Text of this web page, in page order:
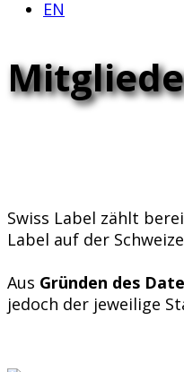
EN
Swiss Label zählt
Label auf der
Aus Gründen des
jedoch der jeweilige